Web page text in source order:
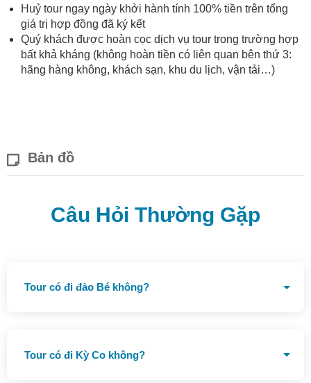
Huỷ tour ngay ngày khởi hành tính 100% tiền trên tổng
giá trị hợp đồng đã ký kết
Quý khách được hoàn cọc dịch vụ tour trong trường hợp
bất khả kháng (không hoàn tiền có liên quan bên thứ 3:
hãng hàng không, khách sạn, khu du lịch, vận tải…)
Bản đồ
Câu Hỏi Thường Gặp
Tour có đi đảo Bé không?
Tour có đi Kỳ Co không?